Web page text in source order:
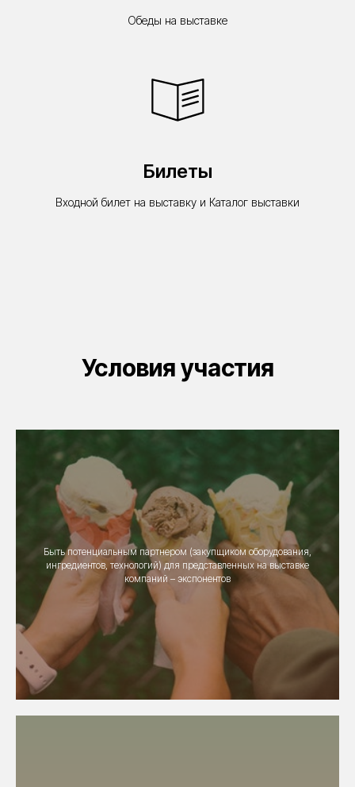
Обеды на выставке
Билеты
Входной билет на выставку и Каталог выставки
Условия участия
Быть потенциальным партнером (закупщиком оборудования,
ингредиентов, технологий) для представленных на выставке
компаний – экспонентов